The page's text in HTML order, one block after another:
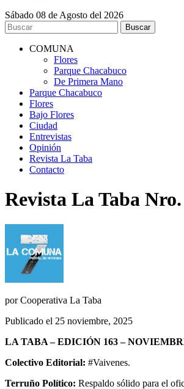
Sábado 08 de Agosto del 2026
COMUNA
Flores
Parque Chacabuco
De Primera Mano
Parque Chacabuco
Flores
Bajo Flores
Ciudad
Entrevistas
Opinión
Revista La Taba
Contacto
Revista La Taba Nro.
porCooperativa La Taba
Publicado el 25 noviembre, 2025
LA TABA – EDICIÓN 163 –
Colectivo Editorial: #Vaivenes.
Terruño Político: Respaldo sólido para el